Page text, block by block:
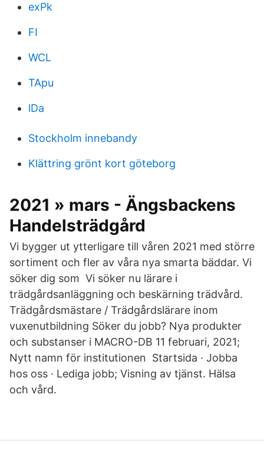
exPk
FI
WCL
TApu
lDa
Stockholm innebandy
Klättring grönt kort göteborg
2021 » mars - Ängsbackens
Handelsträdgård
Vi bygger ut ytterligare till våren 2021 med större
sortiment och fler av våra nya smarta bäddar. Vi
söker dig som Vi söker nu lärare i
trädgårdsanläggning och beskärning trädvård.
Trädgårdsmästare / Trädgårdslärare inom
vuxenutbildning Söker du jobb? Nya produkter
och substanser i MACRO-DB 11 februari, 2021;
Nytt namn för institutionen Startsida · Jobba
hos oss · Lediga jobb; Visning av tjänst. Hälsa
och vård.